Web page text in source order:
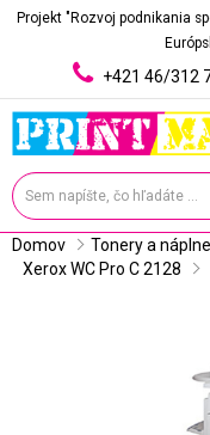
Projekt "Rozvoj podnikania
+421 46/312
Domov Tonery a
Xerox WC Pro C 2128